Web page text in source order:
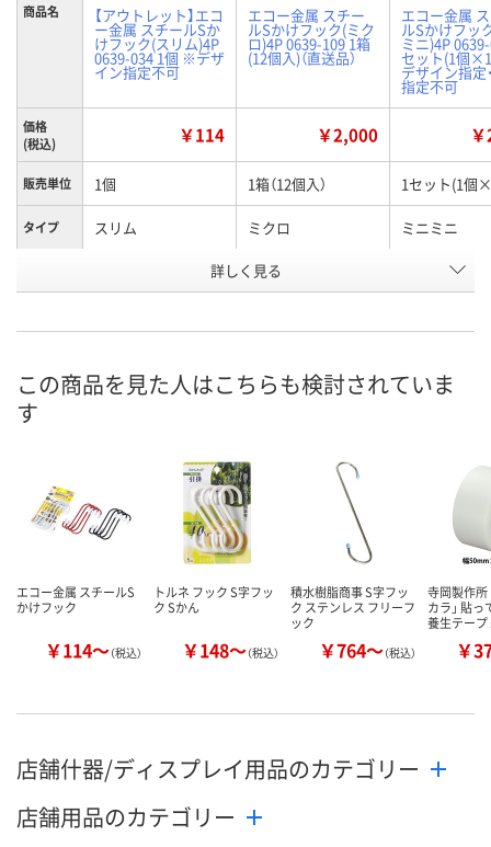
商品名 【アウトレット】エコ
ー金属 スチールSか
けフック(スリム)4P
0639-034 1個 ※デザ
イン指定不可
エコー金属 スチー
ルSかけフック(ミク
ロ)4P 0639-109 1箱
(12個入)（直送品）
エコー金属
ルSかけフッ
ミニ)4P
セット(1個
デザイン指定
指定不可
価格
(税込)
￥114 ￥2,000
販売単位 1個 1箱（12個入） 1セット(1個
タイプ スリム ミクロ ミニミニ
EW96998 EW96984
カゴへ カゴへ
詳しく見る
この商品を見た人はこちらも検討されていま
す
エコー金属 スチールS
かけフック
￥114～（税込）
トルネ フック S字フッ
ク Sかん
￥148～（税込）
積水樹脂商事 S字フッ
ク ステンレス フリーフ
ック
￥764～（税込）
寺岡製作所
カラ」 貼
養生テー
￥
店舗什器/ディスプレイ用品のカテゴリー
店舗用品のカテゴリー